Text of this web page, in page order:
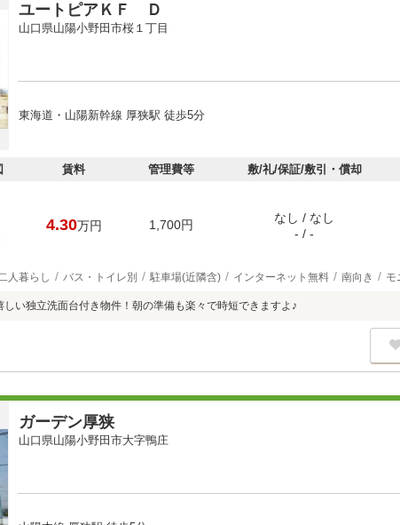
ユートピアＫＦ Ｄ
山口県山陽小野田市桜１丁目
東海道・山陽新幹線 厚狭駅 徒歩5分
賃料 管理費等 敷/礼/保証/敷引・償却
4.30万円 1,700円
なし / なし
- / -
人暮らし バス・トイレ別 駐車場(近隣含) インターネット無料 南向き モ
しい独立洗面台付き物件！朝の準備も楽々で時短できますよ♪
ガーデン厚狭
山口県山陽小野田市大字鴨庄